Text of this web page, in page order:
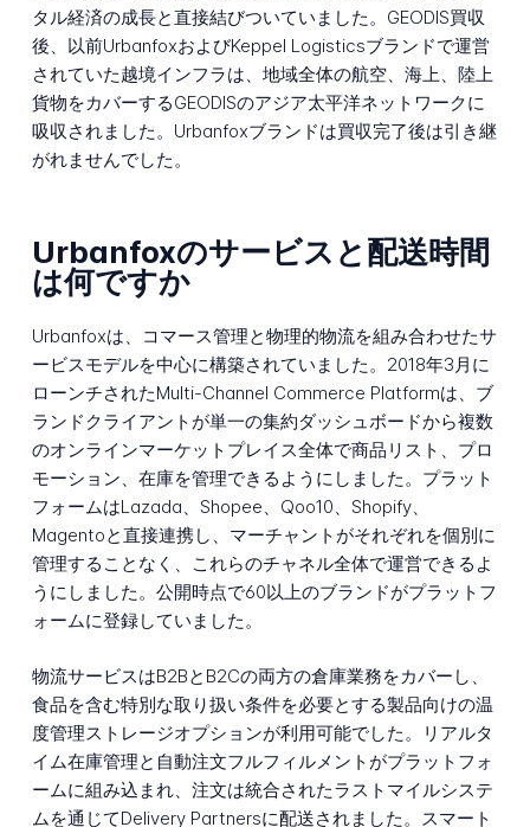
タル経済の成長と直接結びついていました。GEODIS買収
後、以前UrbanfoxおよびKeppel Logisticsブランドで運営
されていた越境インフラは、地域全体の航空、海上、陸上
貨物をカバーするGEODISのアジア太平洋ネットワークに
吸収されました。Urbanfoxブランドは買収完了後は引き継
がれませんでした。
Urbanfoxのサービスと配送時間
は何ですか
Urbanfoxは、コマース管理と物理的物流を組み合わせたサ
ービスモデルを中心に構築されていました。2018年3月に
ローンチされたMulti-Channel Commerce Platformは、ブ
ランドクライアントが単一の集約ダッシュボードから複数
のオンラインマーケットプレイス全体で商品リスト、プロ
モーション、在庫を管理できるようにしました。プラット
フォームはLazada、Shopee、Qoo10、Shopify、
Magentoと直接連携し、マーチャントがそれぞれを個別に
管理することなく、これらのチャネル全体で運営できるよ
うにしました。公開時点で60以上のブランドがプラットフ
ォームに登録していました。
物流サービスはB2BとB2Cの両方の倉庫業務をカバーし、
食品を含む特別な取り扱い条件を必要とする製品向けの温
度管理ストレージオプションが利用可能でした。リアルタ
イム在庫管理と自動注文フルフィルメントがプラットフォ
ームに組み込まれ、注文は統合されたラストマイルシステ
ムを通じてDelivery Partnersに配送されました。スマート